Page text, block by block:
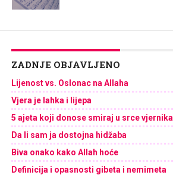
ZADNJE OBJAVLJENO
Lijenost vs. Oslonac na Allaha
Vjera je lahka i lijepa
5 ajeta koji donose smiraj u srce vjernika
Da li sam ja dostojna hidžaba
Biva onako kako Allah hoće
Definicija i opasnosti gibeta i nemimeta